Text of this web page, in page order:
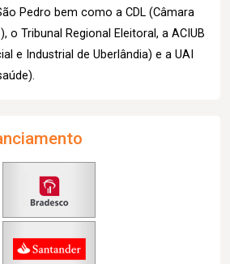
Pedro bem como a CDL (Câmara
o Tribunal Regional Eleitoral, a ACIUB
e Industrial de Uberlândia) e a UAI